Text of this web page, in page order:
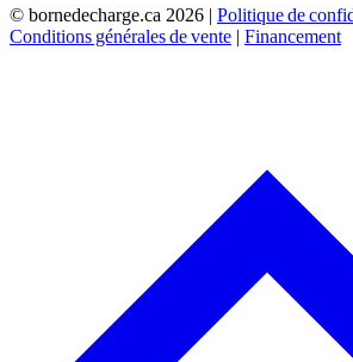
© bornedecharge.ca 2026 | Politique de
Conditions générales de vente | Financement